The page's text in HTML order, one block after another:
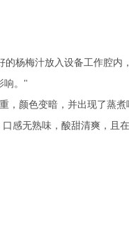
杨梅汁放入设备工作腔内
响。"
，颜色变暗，并出现了蒸煮
感无熟味，酸甜清爽，且